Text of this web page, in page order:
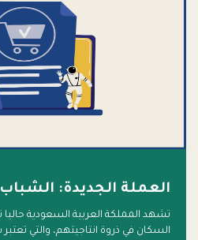
العملة الجديدة: الشباب
السكان في ذروة انتاجيتهم، والتي